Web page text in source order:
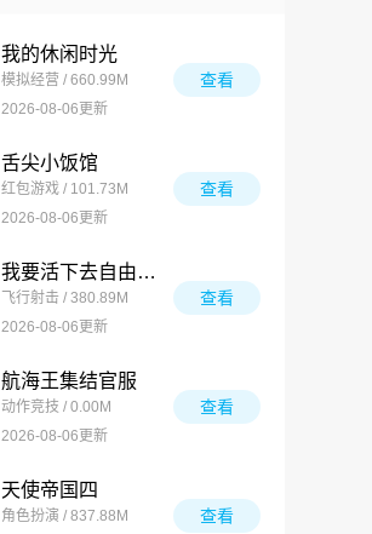
我的休闲时光
模拟经营 / 660.99M
2026-08-06更新
查看
舌尖小饭馆
红包游戏 / 101.73M
2026-08-06更新
查看
我要活下去自由之火
飞行射击 / 380.89M
2026-08-06更新
查看
航海王集结官服
动作竞技 / 0.00M
2026-08-06更新
查看
天使帝国四
角色扮演 / 837.88M
查看